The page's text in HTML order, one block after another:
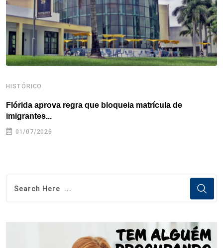
HISTÓRICO
Flórida aprova regra que bloqueia matrícula de
imigrantes...
01/07/2026